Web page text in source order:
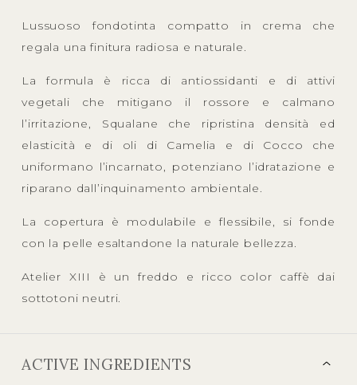
Lussuoso fondotinta compatto in crema che
regala una finitura radiosa e naturale.
La formula è ricca di antiossidanti e di attivi
vegetali che mitigano il rossore e calmano
l’irritazione, Squalane che ripristina densità ed
elasticità e di oli di Camelia e di Cocco che
uniformano l’incarnato, potenziano l’idratazione e
riparano dall’inquinamento ambientale.
La copertura è modulabile e flessibile, si fonde
con la pelle esaltandone la naturale bellezza.
Atelier XIII è un freddo e ricco color caffè dai
sottotoni neutri.
ACTIVE INGREDIENTS